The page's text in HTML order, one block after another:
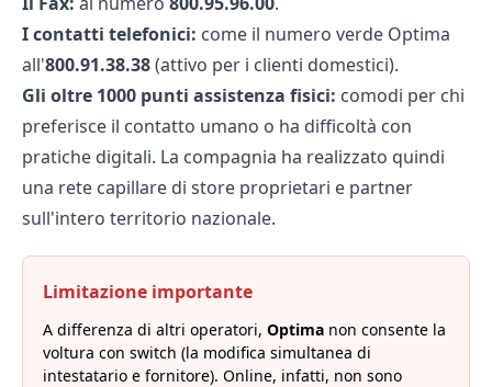
I contatti telefonici: come il numero verde Optima
all'800.91.38.38(attivo per i clienti domestici).
Gli oltre 1000 punti assistenza fisici: comodi per chi
preferisce il contatto umano o ha difficoltà con
pratiche digitali. La compagnia ha realizzato quindi
una rete capillare di store proprietari e partner
sull'intero territorio nazionale.
Limitazione importante
A differenza di altri operatori, Optima non consente la
voltura con switch (la modifica simultanea di
intestatario e fornitore). Online, infatti, non sono